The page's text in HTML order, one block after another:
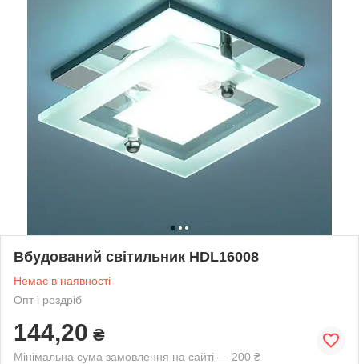
Вбудований світильник HDL16008
Немає в наявності
Опт і роздріб
144,20 ₴
Мінімальна сума замовлення на сайті — 200 ₴